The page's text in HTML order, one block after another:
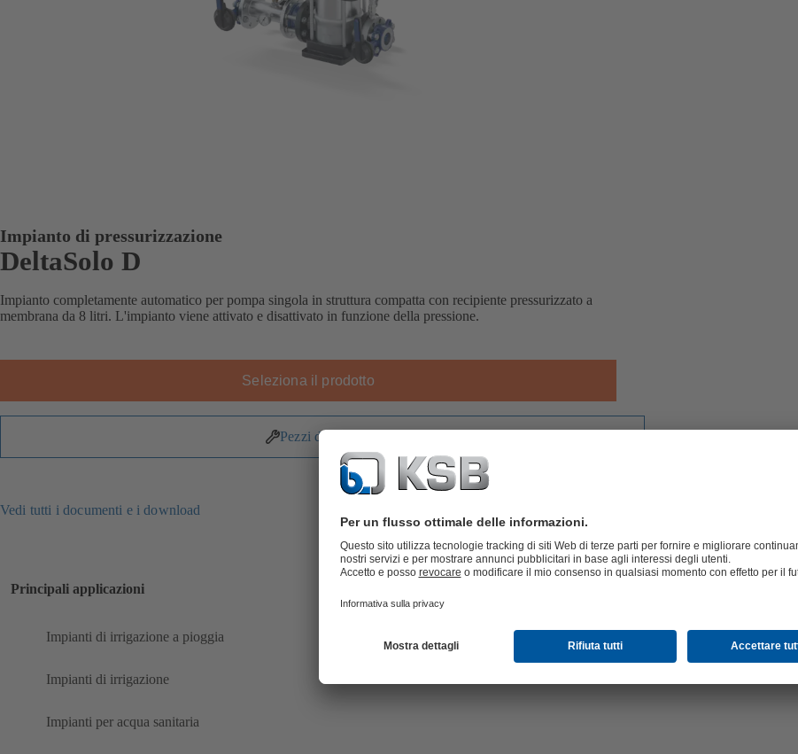
Impianto di pressurizzazione
DeltaSolo D
Impianto completamente automatico per pompa singola in struttura compatta con recipiente pressurizzato a
membrana da 8 litri. L'impianto viene attivato e disattivato in funzione della pressione.
Seleziona il prodotto
Pezzi di ricambio
Vedi tutti i documenti e i download
Principali applicazioni
Impianti di irrigazione a pioggia
Impianti di irrigazione
Impianti per acqua sanitaria